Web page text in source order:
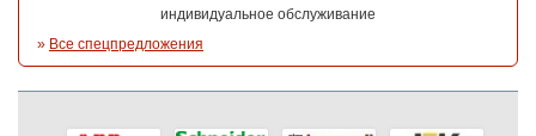
индивидуальное обслуживание
» Все спецпредложения